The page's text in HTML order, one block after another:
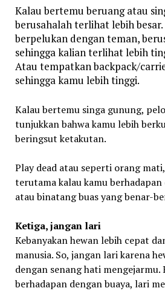
Kalau bertemu beruang atau
berusahalah terlihat lebih
berpelukan dengan teman,
sehingga kalian terlihat lebih
Atau tempatkan backpack/
sehingga kamu lebih tinggi.
Kalau bertemu singa gunung,
tunjukkan bahwa kamu lebih
beringsut ketakutan.
Play dead atau seperti orang
terutama kalau kamu
atau binatang buas yang benar-
Ketiga, jangan lari
Kebanyakan hewan lebih cepat
manusia. So, jangan lari karena
dengan senang hati mengejarmu.
berhadapan dengan buaya, lari